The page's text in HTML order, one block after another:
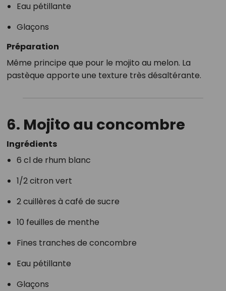
Eau pétillante
Glaçons
Préparation
Même principe que pour le mojito au melon. La
pastèque apporte une texture très désaltérante.
6. Mojito au concombre
Ingrédients
6 cl de rhum blanc
1/2 citron vert
2 cuillères à café de sucre
10 feuilles de menthe
Fines tranches de concombre
Eau pétillante
Glaçons